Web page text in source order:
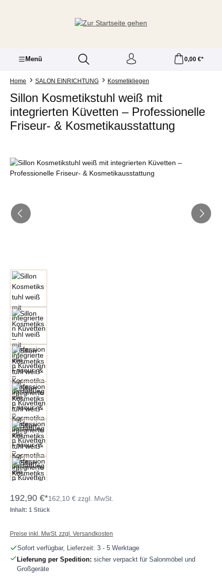
Menü 0,00 €*
Home SALON EINRICHTUNG Kosmetikliegen
Sillon Kosmetikstuhl weiß mit
integrierten Küvetten – Professionelle
Friseur- & Kosmetikausstattung
Bildergalerie überspringen
192,90 €*162,10 € zzgl. MwSt.
Inhalt: 1 Stück
Preise inkl. MwSt. zzgl. Versandkosten
Sofort verfügbar, Lieferzeit: 3 - 5 Werktage
Lieferung per Spedition: sicher verpackt für Salonmöbel und
Großgeräte